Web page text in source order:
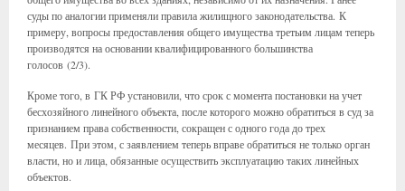
суды по аналогии применяли правила жилищного законодательства. К
примеру, вопросы предоставления общего имущества третьим лицам теперь
производятся на основании квалифицированного большинства
голосов (2/3).
Кроме того, в ГК РФ установили, что срок с момента постановки на учет
бесхозяйного линейного объекта, после которого можно обратиться в суд за
признанием права собственности, сокращен с одного года до трех
месяцев. При этом, с заявлением теперь вправе обратиться не только орган
власти, но и лица, обязанные осуществить эксплуатацию таких линейных
объектов.